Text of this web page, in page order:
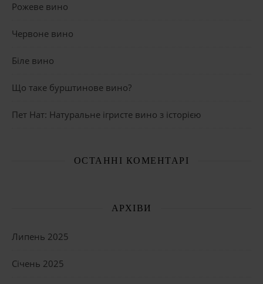
Рожеве вино
Червоне вино
Біле вино
Що таке бурштинове вино?
Пет Нат: Натуральне ігристе вино з історією
ОСТАННІ КОМЕНТАРІ
АРХІВИ
Липень 2025
Січень 2025